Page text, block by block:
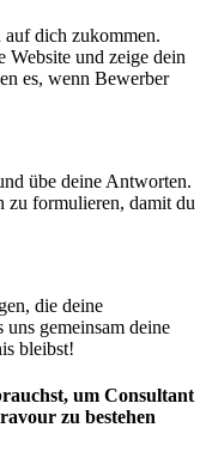
auf dich zukommen.
Website und zeige dein
es, wenn Bewerber
übe deine Antworten.
zu formulieren, damit du
die deine
gemeinsam deine
bleibst!
um Consultant
zu bestehen